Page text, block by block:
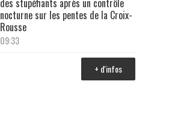
des stupéfiants après un contrôle
nocturne sur les pentes de la Croix-
Rousse
09:33
+ d'infos